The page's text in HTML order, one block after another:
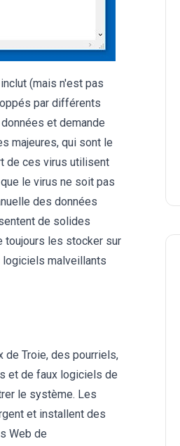
(mais n'est pas
par différents
et demande
majeures, qui sont le
de ces virus utilisent
le virus ne soit pas
des données
de solides
toujours les stocker sur
logiciels malveillants
de Troie, des pourriels,
et de faux logiciels de
le système. Les
et installent des
Web de